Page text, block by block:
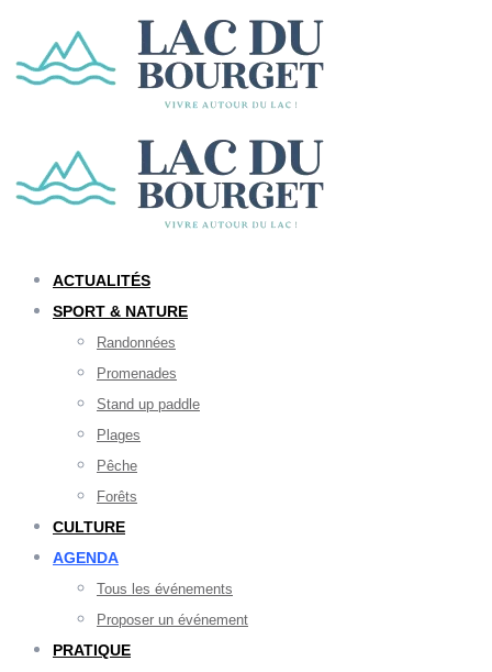
ACTUALITÉS
SPORT & NATURE
Randonnées
Promenades
Stand up paddle
Plages
Pêche
Forêts
CULTURE
AGENDA
Tous les événements
Proposer un événement
PRATIQUE